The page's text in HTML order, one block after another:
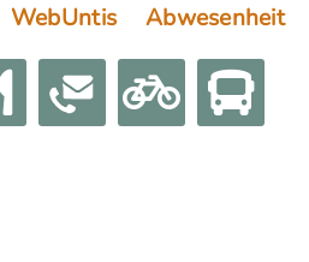
WebUntis Abwesenheit